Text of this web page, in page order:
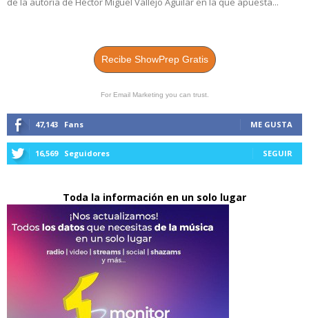
Recibe ShowPrep Gratis
For Email Marketing you can trust.
47,143 Fans ME GUSTA
16,569 Seguidores SEGUIR
Toda la información en un solo lugar